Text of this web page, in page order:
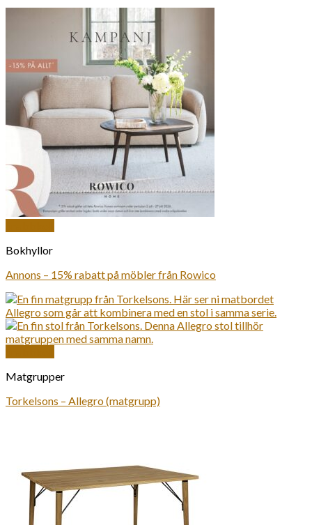
Bokhyllor
Annons – 15% rabatt på möbler från Rowico
Matgrupper
Torkelsons – Allegro (matgrupp)